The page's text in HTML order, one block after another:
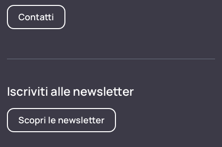
Contatti
Iscriviti alle newsletter
Scopri le newsletter